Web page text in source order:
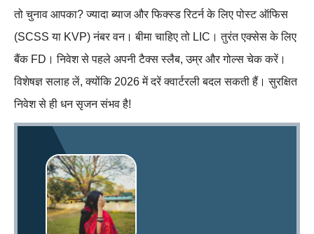
तो चुनाव आपका? ज्यादा ब्याज और फिक्स्ड रिटर्न के लिए पोस्ट ऑफिस
(SCSS या KVP) नंबर वन। बीमा चाहिए तो LIC। तुरंत एक्सेस के लिए
बैंक FD। निवेश से पहले अपनी टैक्स स्लैब, उम्र और गोल्स चेक करें।
विशेषज्ञ सलाह लें, क्योंकि 2026 में दरें क्वार्टरली बदल सकती हैं। सुरक्षित
निवेश से ही धन सृजन संभव है!